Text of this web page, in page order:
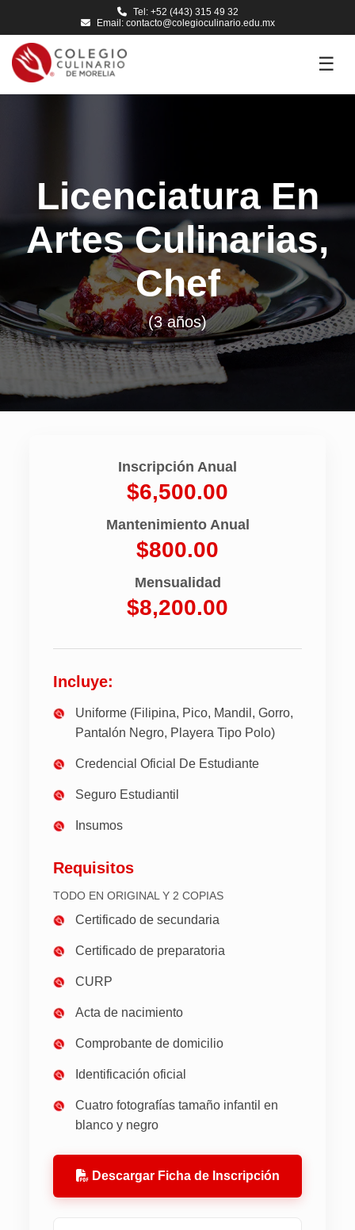
Tel: +52 (443) 315 49 32
Email: contacto@colegioculinario.edu.mx
☰
Licenciatura En
Artes Culinarias,
Chef
(3 años)
Inscripción Anual
$6,500.00
Mantenimiento Anual
$800.00
Mensualidad
$8,200.00
Incluye:
Uniforme (Filipina, Pico, Mandil, Gorro,
Pantalón Negro, Playera Tipo Polo)
Credencial Oficial De Estudiante
Seguro Estudiantil
Insumos
Requisitos
TODO EN ORIGINAL Y 2 COPIAS
Certificado de secundaria
Certificado de preparatoria
CURP
Acta de nacimiento
Comprobante de domicilio
Identificación oficial
Cuatro fotografías tamaño infantil en
blanco y negro
Descargar Ficha de Inscripción